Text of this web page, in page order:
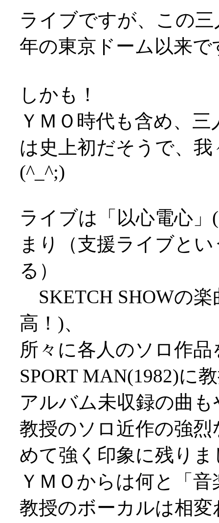
ライブですが、この
年の東京ドーム以来で
しかも！
ＹＭＯ時代も含め、
は史上初だそうで、
(^_^;)
ライブは「以心電心
まり（支援ライブと
る）
SKETCH SHOWの楽
高！)、
所々に各人のソロ作
SPORT MAN(1982)に
アルバム未収録の曲
教授のソロ近作の強
めて強く印象に残りま
ＹＭＯからは何と「音
教授のボーカルは相